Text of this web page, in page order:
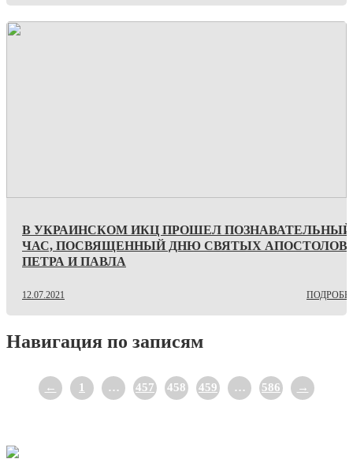
В УКРАИНСКОМ ИКЦ ПРОШЕЛ ПОЗНАВАТЕЛЬНЫЙ
ЧАС, ПОСВЯЩЕННЫЙ ДНЮ СВЯТЫХ АПОСТОЛОВ
ПЕТРА И ПАВЛА
12.07.2021
Навигация по записям
← 1 … 457 458 459 … 586 →